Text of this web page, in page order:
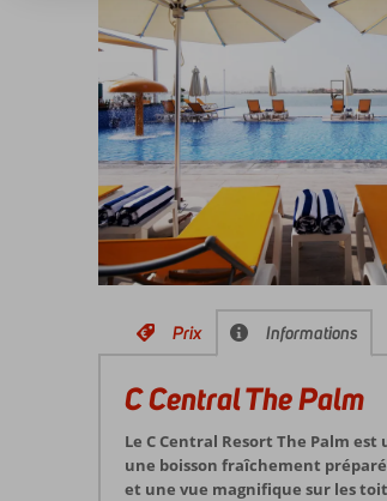
Prix Informations
C Central The Palm
Le C Central Resort The Palm
une boisson fraîchement
et une vue magnifique sur les